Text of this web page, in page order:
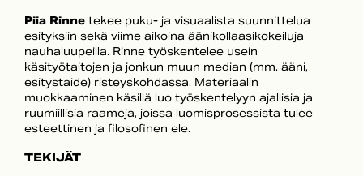
Piia Rinne tekee puku- ja visuaalista suunnittelua
esityksiin sekä viime aikoina äänikollaasikokeiluja
nauhaluupeilla. Rinne työskentelee usein
käsityötaitojen ja jonkun muun median (mm. ääni,
esitystaide) risteyskohdassa. Materiaalin
muokkaaminen käsillä luo työskentelyyn ajallisia ja
ruumiillisia raameja, joissa luomisprosessista tulee
esteettinen ja filosofinen ele.
TEKIJÄT